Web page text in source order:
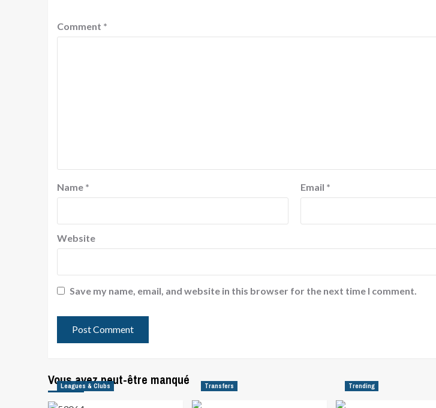
Comment *
Name * Email *
Website
Save my name, email, and website in this browser for the next time I comment.
Vous avez peut-être manqué
Leagues & Clubs Transfers Trending